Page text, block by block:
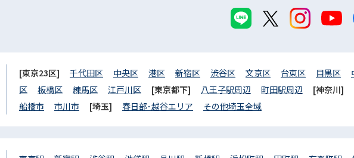
[東京23区] 千代田区 中央区 港区 新宿区 渋谷区 文京区 台東区 目黒区
区
板橋区 練馬区 江戸川区 [東京都下] 八王子駅周辺 町田駅周辺 [神奈川]
船橋市
市川市 [埼玉] 春日部･越谷エリア その他埼玉全域